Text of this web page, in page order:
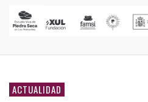
ACTUALIDAD